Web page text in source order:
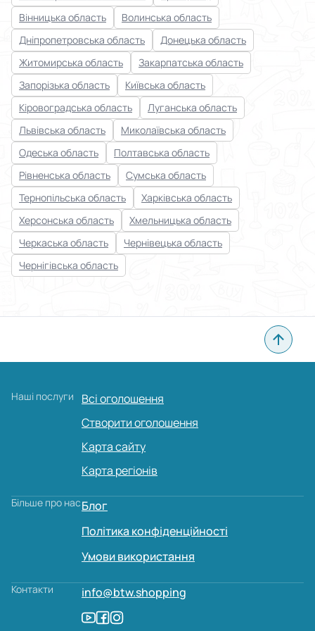
Вінницька область
Волинська область
Дніпропетровська область
Донецька область
Житомирська область
Закарпатська область
Запорізька область
Київська область
Кіровоградська область
Луганська область
Львівська область
Миколаївська область
Одеська область
Полтавська область
Рівненська область
Сумська область
Тернопільська область
Харківська область
Херсонська область
Хмельницька область
Черкаська область
Чернівецька область
Чернігівська область
Наші послуги
Всі оголошення
Створити оголошення
Карта сайту
Карта регіонів
Більше про насБлог
Політика конфіденційності
Умови використання
Контакти info@btw.shopping